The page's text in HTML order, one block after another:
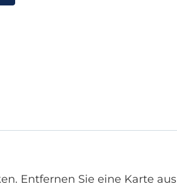
Entfernen Sie eine Karte aus